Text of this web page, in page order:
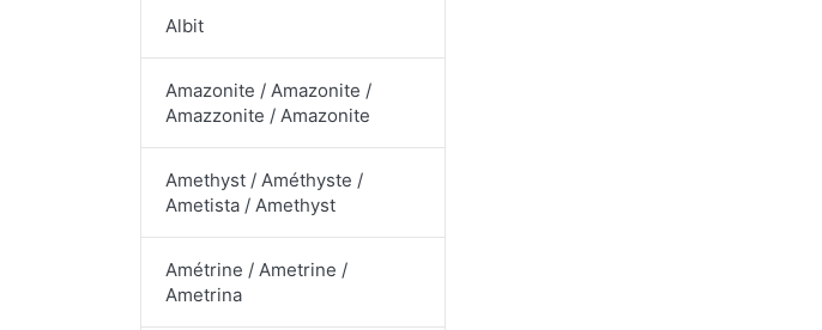
Albit
Amazonite / Amazonite /
Amazzonite / Amazonite
Amethyst / Améthyste /
Ametista / Amethyst
Amétrine / Ametrine /
Ametrina